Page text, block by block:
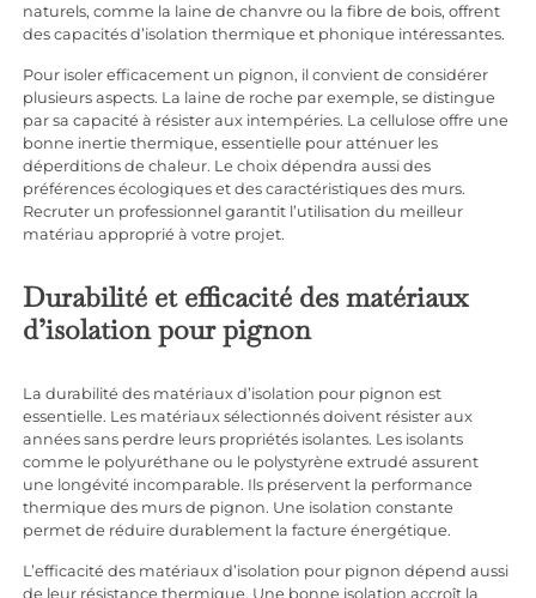
naturels, comme la laine de chanvre ou la fibre de bois, offrent
des capacités d’isolation thermique et phonique intéressantes.
Pour isoler efficacement un pignon, il convient de considérer
plusieurs aspects. La laine de roche par exemple, se distingue
par sa capacité à résister aux intempéries. La cellulose offre une
bonne inertie thermique, essentielle pour atténuer les
déperditions de chaleur. Le choix dépendra aussi des
préférences écologiques et des caractéristiques des murs.
Recruter un professionnel garantit l’utilisation du meilleur
matériau approprié à votre projet.
Durabilité et efficacité des matériaux
d’isolation pour pignon
La durabilité des matériaux d’isolation pour pignon est
essentielle. Les matériaux sélectionnés doivent résister aux
années sans perdre leurs propriétés isolantes. Les isolants
comme le polyuréthane ou le polystyrène extrudé assurent
une longévité incomparable. Ils préservent la performance
thermique des murs de pignon. Une isolation constante
permet de réduire durablement la facture énergétique.
L’efficacité des matériaux d’isolation pour pignon dépend aussi
de leur résistance thermique. Une bonne isolation accroît la